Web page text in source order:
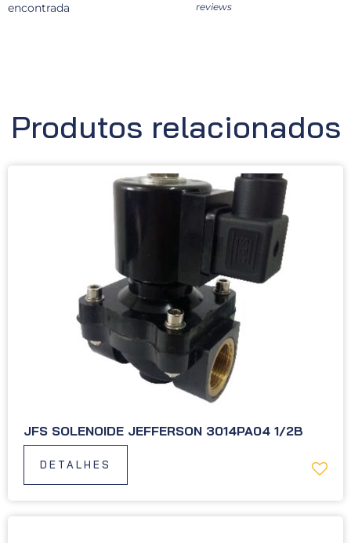
encontrada
reviews
Produtos relacionados
JFS SOLENOIDE JEFFERSON 3014PA04 1/2B
DETALHES